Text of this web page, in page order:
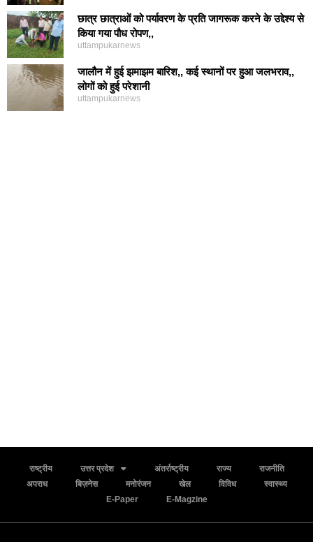
छात्र छात्राओं को पर्यावरण के प्रति जागरूक करने के उद्देश्य से
किया गया पौध रोपण,,
uttampukarnews
जालौन में हुई झमाझम बारिश,, कई स्थानों पर हुआ जलभराव,,
लोगों को हुई परेशानी
uttampukarnews
राष्ट्रीय उत्तर प्रदेश अंतर्राष्ट्रीय राज्य
राजनीति
अपराध
बिज़नेस मनोरंजन खेल विविध
स्वास्थ्य
E-Paper
E-Magzine